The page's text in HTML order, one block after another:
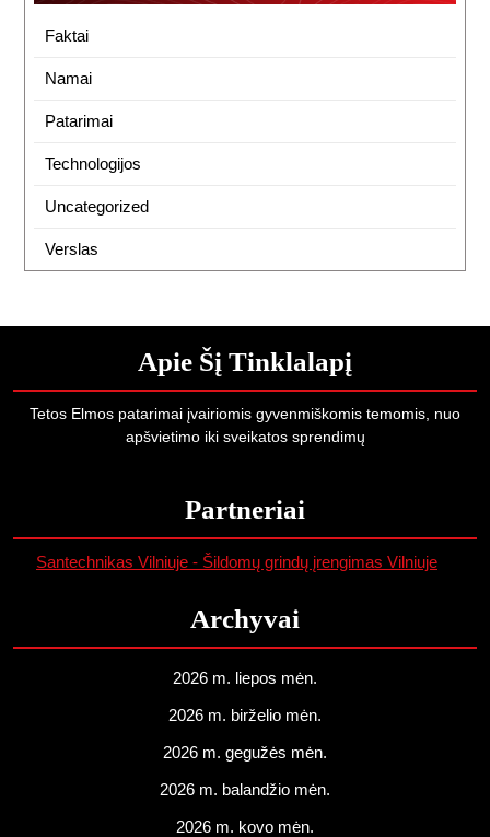
Faktai
Namai
Patarimai
Technologijos
Uncategorized
Verslas
Apie Šį Tinklalapį
Tetos Elmos patarimai įvairiomis gyvenmiškomis temomis, nuo
apšvietimo iki sveikatos sprendimų
Partneriai
Santechnikas Vilniuje - Šildomų grindų įrengimas Vilniuje
Archyvai
2026 m. liepos mėn.
2026 m. birželio mėn.
2026 m. gegužės mėn.
2026 m. balandžio mėn.
2026 m. kovo mėn.